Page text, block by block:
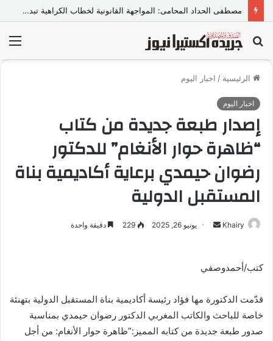
مصطفى الحداد المحامى: المواجهة القانونية لخطاب الكراهية تبدأ بتشريع واضح ووعي مجتمعي
بحث
عن
الرئيسية / اخبار اليوم
اخبار اليوم
إصدار طبعة جديدة من كتاب
“ظاهرة حوار الأنغام” للدكتور
رضوان حيمدي برعاية أكاديمية بناة
المستقبل الدولية
Khairy
ل
ر
يونيو 26, 2025 229 دقيقة واحدة
كتب/أحمدوصفي
قدّمت الدكتورة مها فؤاد رئيسة أكاديمية بناة المستقبل الدولية بتهنئة
خاصة للباحث والكاتب المغربي الدكتور رضوان حيمدي بمناسبة
صدور طبعة جديدة من كتابه المميز:”ظاهرة حوار الأنغام: من أجل